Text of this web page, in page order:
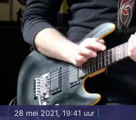
28 mei 2021, 19:41 uur